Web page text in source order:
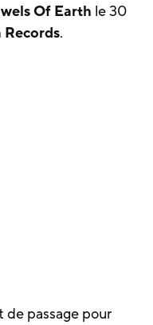
Of Earth le 30
.
de passage pour